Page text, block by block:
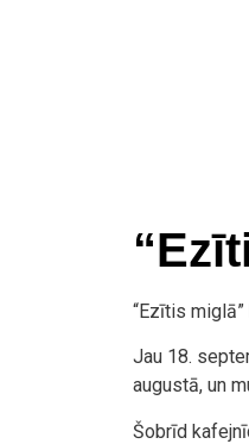
“Ezītis
Jau 18.
augustā, un
Šobrīd